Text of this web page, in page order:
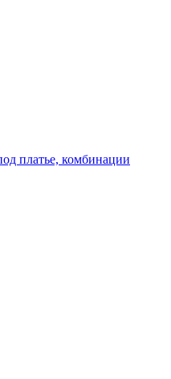
платье, комбинации